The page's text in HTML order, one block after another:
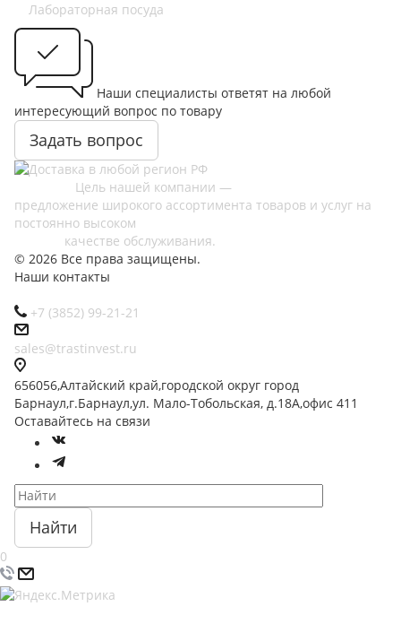
Лабораторная посуда
Наши специалисты ответят на любой
интересующий вопрос по товару
Задать вопрос
Цель нашей компании —
предложение широкого ассортимента товаров и услуг на
постоянно высоком
качестве обслуживания.
© 2026 Все права защищены.
Наши контакты
+7 (3852) 99-21-21
sales@trastinvest.ru
656056,Алтайский край,городской округ город
Барнаул,г.Барнаул,ул. Мало-Тобольская, д.18А,офис 411
Оставайтесь на связи
Найти
0